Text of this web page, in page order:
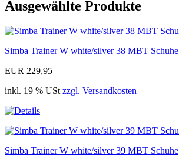
Ausgewählte Produkte
Simba Trainer W white/silver 38 MBT Schuhe
EUR 229,95
inkl. 19 % USt zzgl. Versandkosten
Simba Trainer W white/silver 39 MBT Schuhe